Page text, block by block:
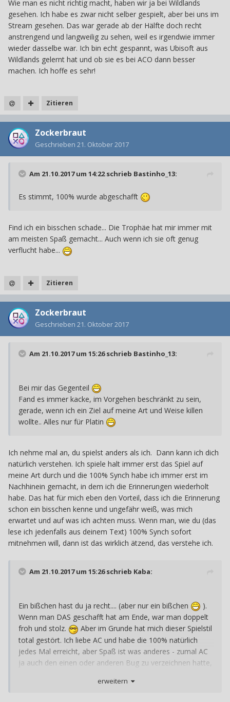
Wie man es nicht richtig macht, haben wir ja bei Wildlands
gesehen. Ich habe es zwar nicht selber gespielt, aber bei uns im
Stream gesehen. Das war gerade ab der Hälfte doch recht
anstrengend und langweilig zu sehen, weil es irgendwie immer
wieder dasselbe war. Ich bin echt gespannt, was Ubisoft aus
Wildlands gelernt hat und ob sie es bei ACO dann besser
machen. Ich hoffe es sehr!
Zitieren
Zockerbraut
Geschrieben 21. Oktober 2017
Am 21.10.2017 um 14:22 schrieb Bastinho_13:
Es stimmt, 100% wurde abgeschafft
Find ich ein bisschen schade... Die Trophäe hat mir immer mit
am meisten Spaß gemacht... Auch wenn ich sie oft genug
verflucht habe...
Zitieren
Zockerbraut
Geschrieben 21. Oktober 2017
Am 21.10.2017 um 15:26 schrieb Bastinho_13:
Bei mir das Gegenteil
Fand es immer kacke, im Vorgehen beschränkt zu sein,
gerade, wenn ich ein Ziel auf meine Art und Weise killen
wollte.. Alles nur für Platin
Ich nehme mal an, du spielst anders als ich. Dann kann ich dich
natürlich verstehen. Ich spiele halt immer erst das Spiel auf
meine Art durch und die 100% Synch habe ich immer erst im
Nachhinein gemacht, in dem ich die Erinnerungen wiederholt
habe. Das hat für mich eben den Vorteil, dass ich die Erinnerung
schon ein bisschen kenne und ungefähr weiß, was mich
erwartet und auf was ich achten muss. Wenn man, wie du (das
lese ich jedenfalls aus deinem Text) 100% Synch sofort
mitnehmen will, dann ist das wirklich ätzend, das verstehe ich.
Am 21.10.2017 um 15:26 schrieb Kaba:
Ein bißchen hast du ja recht.... (aber nur ein bißchen
).
Wenn man DAS geschafft hat am Ende, war man doppelt
froh und stolz.
Aber im Grunde hat mich dieser Spielstil
total gestört. Ich liebe AC und habe die 100% natürlich
jedes Mal erreicht, aber Spaß ist was anderes - zumal AC
ja auch den einen oder anderen Bug zu verzeichnen hatte,
bin. ABER man hatte es die ganze Zeit im Hinterkopf und
erweitern